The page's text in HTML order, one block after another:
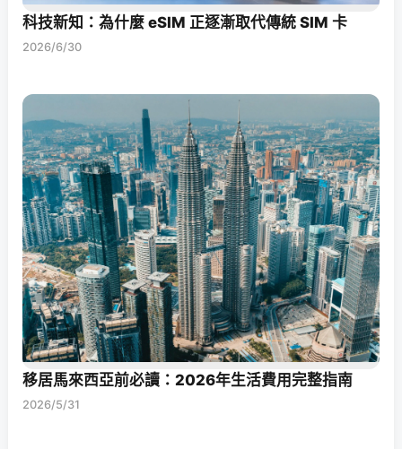
科技新知：為什麼 eSIM 正逐漸取代傳統 SIM 卡
2026/6/30
移居馬來西亞前必讀：2026年生活費用完整指南
2026/5/31